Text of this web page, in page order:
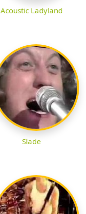
Acoustic Ladyland
Slade